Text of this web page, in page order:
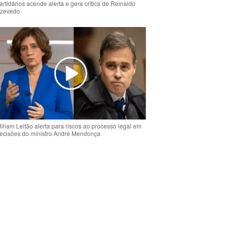
acende alerta e gera crítica de Reinaldo
Leitão alerta para riscos ao processo legal em
do ministro André Mendonça